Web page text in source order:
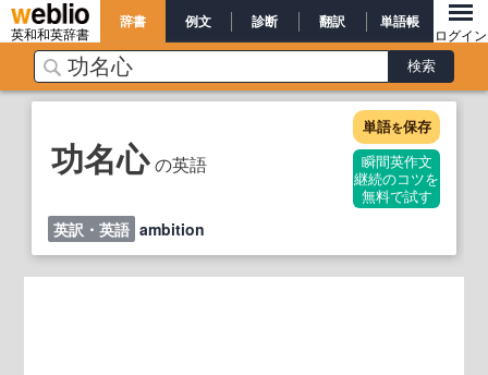
英和和英辞書
辞書 例文 診断 翻訳 単語帳
ログイン
功名心 の英語
単語を保存
瞬間英作文
継続のコツを
無料で試す
英訳・英語 ambition